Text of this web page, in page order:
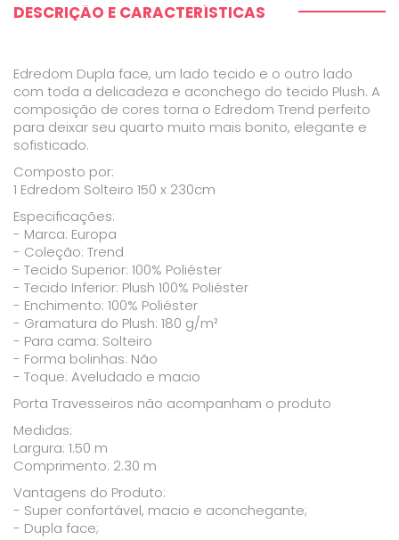
DESCRIÇÃO E CARACTERÍSTICAS
Edredom Dupla face, um lado tecido e o outro lado
com toda a delicadeza e aconchego do tecido Plush. A
composição de cores torna o Edredom Trend perfeito
para deixar seu quarto muito mais bonito, elegante e
sofisticado.
Composto por:
1 Edredom Solteiro 150 x 230cm
Especificações:
- Marca: Europa
- Coleção: Trend
- Tecido Superior: 100% Poliéster
- Tecido Inferior: Plush 100% Poliéster
- Enchimento: 100% Poliéster
- Gramatura do Plush: 180 g/m²
- Para cama: Solteiro
- Forma bolinhas: Não
- Toque: Aveludado e macio
Porta Travesseiros não acompanham o produto
Medidas:
Largura: 1.50 m
Comprimento: 2.30 m
Vantagens do Produto:
- Super confortável, macio e aconchegante;
- Dupla face;